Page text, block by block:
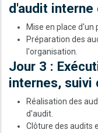
d'audit
Mise en place d'un
Préparation des
l'organisation.
Jour 3 :
internes, suivi
Réalisation des
d'audit.
Clôture des audits